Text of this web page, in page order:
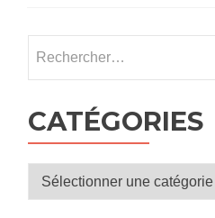
au
des
clés
comprendre
CATÉGORIES
Catégories